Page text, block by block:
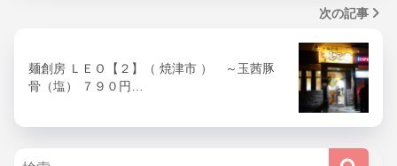
次の記事
麺創房 ＬＥＯ【２】（ 焼津市 ） ～玉茜豚
骨（塩） ７９０円…